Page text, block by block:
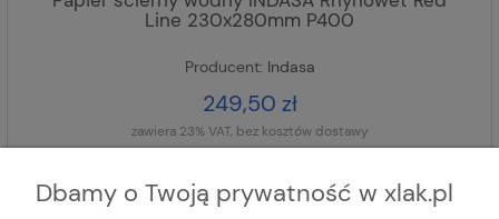
Line 230x280mm P400
Producent: Indasa
249,50 zł
zawiera 23% VAT, bez kosztów dostawy
Dbamy o Twoją prywatność w xlak.pl